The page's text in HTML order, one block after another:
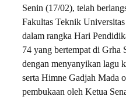
Senin (17/02), telah
Fakultas Teknik
dalam rangka Hari
74 yang bertempat di Grha
dengan menyanyikan lagu
serta Himne Gadjah Mada
pembukaan oleh Ketua